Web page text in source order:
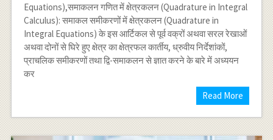
Equations),समाकलन गणित में क्षेत्रकलन (Quadrature in Integral
Calculus): समाकल समीकरणों में क्षेत्रकलन (Quadrature in
Integral Equations) के इस आर्टिकल से पूर्व वक्रों अथवा सरल रेखाओं
अथवा दोनों से घिरे हुए क्षेत्र का क्षेत्रफल कार्तीय, ध्रुवीय निर्देशांकों,
प्राचलिक समीकरणों तथा द्वि-समाकलन से ज्ञात करने के बारे में अध्ययन
कर
Read More